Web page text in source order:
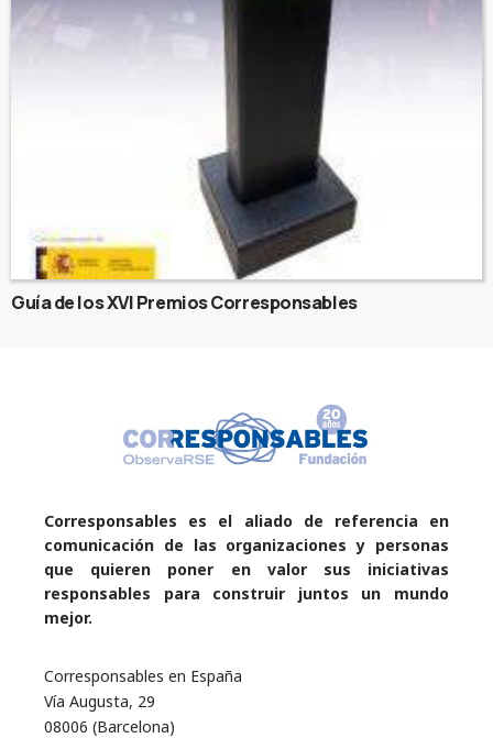
Guía de los XVI Premios Corresponsables
Corresponsables es el aliado de referencia en
comunicación de las organizaciones y personas
que quieren poner en valor sus iniciativas
responsables para construir juntos un mundo
mejor.
Corresponsables en España
Vía Augusta, 29
08006 (Barcelona)